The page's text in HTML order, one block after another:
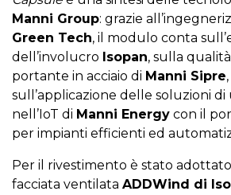
Manni Group: grazie
Green Tech, il modulo conta
dell’involucro Isopan, sulla
portante in acciaio di Manni Sipre
sull’applicazione delle soluzioni
nell’IoT di Manni Energy con il
per impianti efficienti ed
Per il rivestimento è stato
facciata ventilata ADDWind di